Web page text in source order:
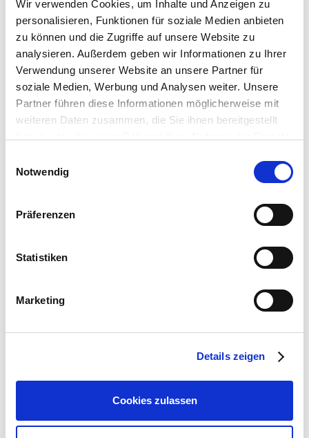
Wir verwenden Cookies, um Inhalte und Anzeigen zu
personalisieren, Funktionen für soziale Medien anbieten
zu können und die Zugriffe auf unsere Website zu
analysieren. Außerdem geben wir Informationen zu Ihrer
Verwendung unserer Website an unsere Partner für
soziale Medien, Werbung und Analysen weiter. Unsere
Partner führen diese Informationen möglicherweise mit
weiteren Daten zusammen, die Sie ihnen bereitgestellt
betätigen Sie anschließend den "OK"-Button:
Notwendig
Präferenzen
Statistiken
Marketing
Details zeigen
Cookies zulassen
E-Mail: info@wurm.com
Webseite:
https://www.wurm.com
Zubehör Produkte
Lichthaus-Zubehör: Miniatur-Zuckerbäckerstand
7,99 €